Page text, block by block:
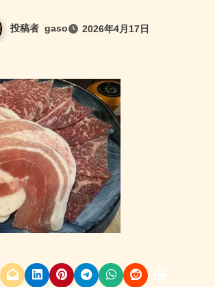
投稿者 gaso 2026年4月17日